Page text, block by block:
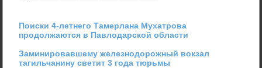
Поиски 4-летнего Тамерлана Мухатрова
продолжаются в Павлодарской области
Заминировавшему железнодорожный вокзал
тагильчанину светит 3 года тюрьмы